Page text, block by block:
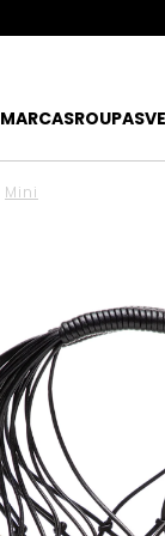
MARCASROUPAS
Mini